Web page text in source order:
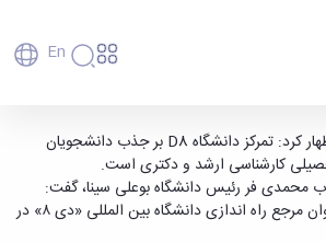
En
تمرکز دانشگاه D8 بر جذب دانشجویان غیرایرانی
سینا همدان
دکتر یعقوب محمدی فر اظهار کرد: تمرکز دانشگاه D8 بر جذب دانشجویان
کارشناسی ارشد و دکتری است.
محمدی فر رئیس دانشگاه بوعلی سینا، گفت:
دانشگاه بوعلی سینا به عنوان مرجع راه اندازی دانشگاه بین المللی «دی ۸» در